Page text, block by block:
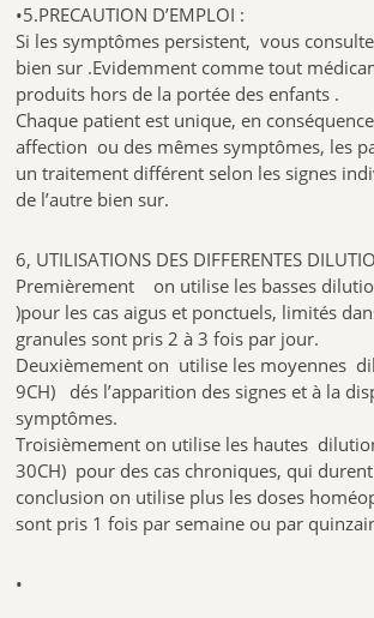
•5.PRECAUTION D’EMPLOI :
Si les symptômes persistent, vous
bien sur .Evidemment comme tout
produits hors de la portée des enfants .
Chaque patient est unique, en
affection ou des mêmes symptômes, les
un traitement différent selon les signes
de l’autre bien sur.
6, UTILISATIONS DES DIFFERENTES
Premièrement on utilise les basses
)pour les cas aigus et ponctuels, limités
granules sont pris 2 à 3 fois par jour.
Deuxièmement on utilise les moyennes
9CH) dés l’apparition des signes et à la
symptômes.
Troisièmement on utilise les hautes
30CH) pour des cas chroniques, qui
conclusion on utilise plus les doses
sont pris 1 fois par semaine ou par
•